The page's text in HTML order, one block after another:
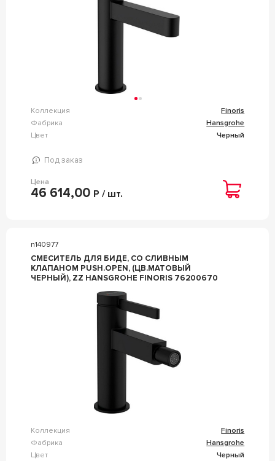
Коллекция
Finoris
Фабрика
Hansgrohe
Цвет
Черный
Под заказ
Цена
46 614,00 Р / шт.
n140977
СМЕСИТЕЛЬ ДЛЯ БИДЕ, СО СЛИВНЫМ
КЛАПАНОМ PUSH.OPEN, (ЦВ.МАТОВЫЙ
ЧЕРНЫЙ), ZZ HANSGROHE FINORIS 76200670
Коллекция
Finoris
Фабрика
Hansgrohe
Цвет
Черный